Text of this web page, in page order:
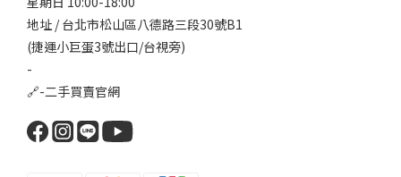
地址 / 台北市松山區八德路三段30號B1
(捷運小巨蛋3號出口/台視旁)
-
🔗-二手買賣官網